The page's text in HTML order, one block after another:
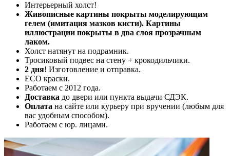
Интерьерный холст!
Живописные картины покрыты моделирующим
гелем (имитация мазков кисти). Картины
иллюстрации покрыты в два слоя прозрачным
лаком.
Холст натянут на подрамник.
Тросиковый подвес на стену + крокодильчики.
2 дня! Изготовление и отправка.
ECO краски.
Работаем с 2012 года.
Доставка до двери или пункта выдачи СДЭК.
Оплата на сайте или курьеру при вручении (любым для
вас удобным способом).
Работаем с юр. лицами.